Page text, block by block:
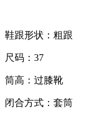
鞋跟形状：粗跟
尺码：37
筒高：过膝靴
闭合方式：套筒